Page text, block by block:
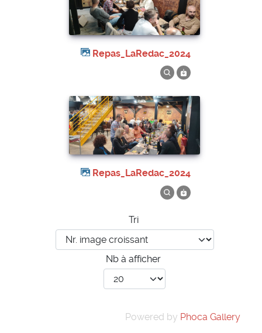
Repas_LaRedac_2024
Repas_LaRedac_2024
Tri
Nb à afficher
Powered by Phoca Gallery